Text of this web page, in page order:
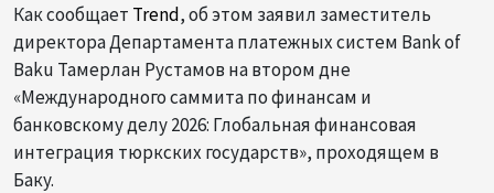
Как сообщает Trend, об этом заявил заместитель
директора Департамента платежных систем Bank of
Baku Тамерлан Рустамов на втором дне
«Международного саммита по финансам и
банковскому делу 2026: Глобальная финансовая
интеграция тюркских государств», проходящем в
Баку.